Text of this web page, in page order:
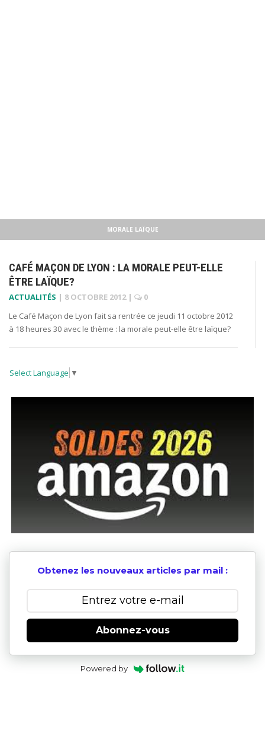
MORALE LAÏQUE
CAFÉ MAÇON DE LYON : LA MORALE PEUT-ELLE
ÊTRE LAÏQUE?
ACTUALITÉS | 8 OCTOBRE 2012 |
0
Le Café Maçon de Lyon fait sa rentrée ce jeudi 11 octobre 2012
à 18 heures 30 avec le thème : la morale peut-elle être laïque?
Select Language ▼
Obtenez les nouveaux articles par mail :
Abonnez-vous
Powered by